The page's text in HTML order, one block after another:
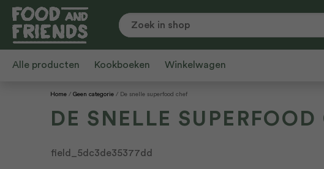
Alle producten Kookboeken Winkelwagen
Home Geen categorie De snelle superfood chef
DE SNELLE SUPERFOOD
field_5dc3de35377dd